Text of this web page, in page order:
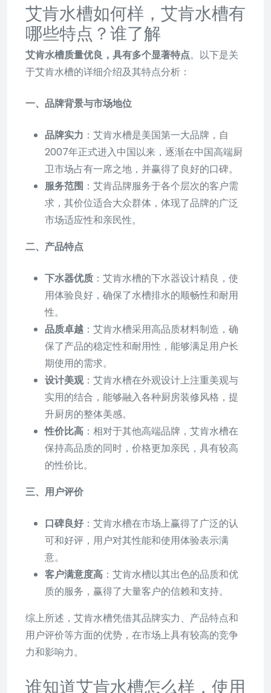
艾肯水槽如何样，艾肯水槽有
哪些特点？谁了解
艾肯水槽质量优良，具有多个显著特点。以下是关
于艾肯水槽的详细介绍及其特点分析：
一、品牌背景与市场地位
品牌实力 ：艾肯水槽是美国第一大品牌，自
2007年正式进入中国以来，逐渐在中国高端厨
卫市场占有一席之地，并赢得了良好的口碑。
服务范围 ：艾肯品牌服务于各个层次的客户需
求，其价位适合大众群体，体现了品牌的广泛
市场适应性和亲民性。
二、产品特点
下水器优质 ：艾肯水槽的下水器设计精良，使
用体验良好，确保了水槽排水的顺畅性和耐用
性。
品质卓越 ：艾肯水槽采用高品质材料制造，确
保了产品的稳定性和耐用性，能够满足用户长
期使用的需求。
设计美观：艾肯水槽在外观设计上注重美观与
实用的结合，能够融入各种厨房装修风格，提
升厨房的整体美感。
性价比高 ：相对于其他高端品牌，艾肯水槽在
保持高品质的同时，价格更加亲民，具有较高
的性价比。
三、用户评价
口碑良好 ：艾肯水槽在市场上赢得了广泛的认
可和好评，用户对其性能和使用体验表示满
意。
客户满意度高 ：艾肯水槽以其出色的品质和优
质的服务，赢得了大量客户的信赖和支持。
综上所述，艾肯水槽凭借其品牌实力、产品特点和
用户评价等方面的优势，在市场上具有较高的竞争
力和影响力。
谁知道艾肯水槽怎么样，使用